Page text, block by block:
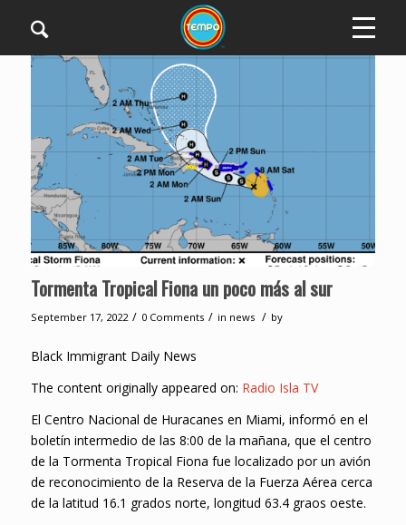
Tormenta Tropical Fiona un poco más al sur
September 17, 2022 / 0 Comments / in news / by
Black Immigrant Daily News
The content originally appeared on: Radio Isla TV
El Centro Nacional de Huracanes en Miami, informó en el
boletín intermedio de las 8:00 de la mañana, que el centro
de la Tormenta Tropical Fiona fue localizado por un avión
de reconocimiento de la Reserva de la Fuerza Aérea cerca
de la latitud 16.1 grados norte, longitud 63.4 graos oeste.